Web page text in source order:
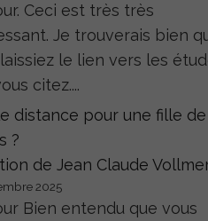
Ceci est très très
Je trouverais bien
le lien vers les
citez....
distance pour une fille de
?
de Jean Claude
2025
Bien entendu que vous